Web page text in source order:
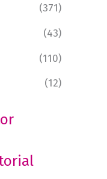
(371)
(43)
(110)
(12)